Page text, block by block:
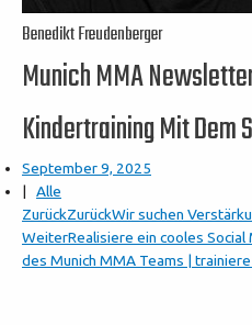
Benedikt Freudenberger
Munich MMA
Kindertraining Mit Dem
September 9, 2025
|
Alle
ZurückZurückWir suchen
WeiterRealisiere ein cooles
des Munich MMA Teams |